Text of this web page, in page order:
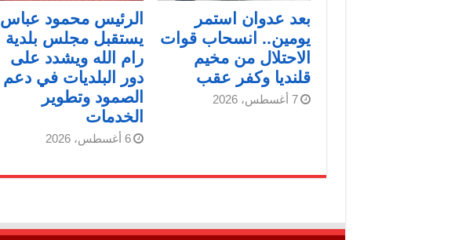
بعد عدوان استمر
يومين.. انسحاب قوات
الاحتلال من مخيم
قلنديا وكفر عقب
7 أغسطس، 2026
الرئيس محمود عباس
يستقبل مجلس بلدية
رام الله ويشدد على
دور البلديات في دعم
الصمود وتطوير
الخدمات
6 أغسطس، 2026